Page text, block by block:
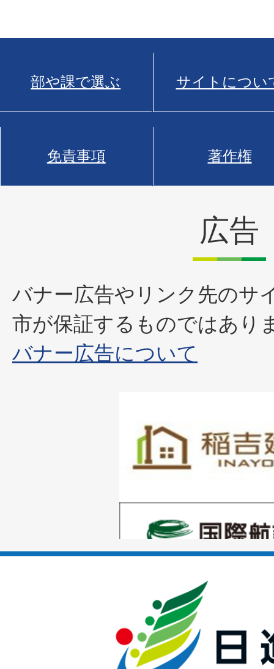
部や課で選ぶ サイトについ
免責事項 著作権
広告
バナー広告やリンク先のサ
市が保証するものではあり
バナー広告について
枚
目
ラ
枚
ス
ラ
1
枚